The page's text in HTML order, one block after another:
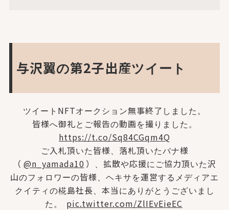
与沢翼の第2子出産ツイート
ツイートNFTオークション無事終了しました。
皆様へ御礼とご報告の動画を撮りました。
https://t.co/Sq84CGqm4Q
ご入札頂いた皆様、落札頂いたバナ様
（ @n_yamada10 ）、拡散や応援にご協力頂いた沢
山のフォロワーの皆様、ヘキサを運営するメディアエ
クイティの椛島社長、本当にありがとうございまし
た。
pic.twitter.com/ZlIEvEieEC